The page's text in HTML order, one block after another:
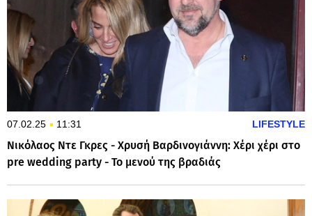
07.02.25 11:31 LIFESTYLE
Νικόλαος Ντε Γκρες - Χρυσή Βαρδινογιάννη: Χέρι χέρι στο
pre wedding party - Το μενού της βραδιάς